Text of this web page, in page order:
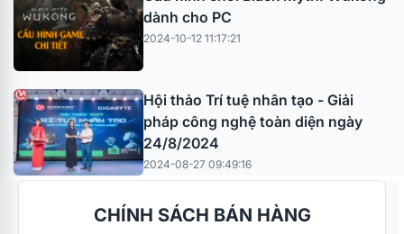
dành cho PC
2024-10-12 11:17:21
Hội thảo Trí tuệ nhân tạo - Giải
pháp công nghệ toàn diện ngày
24/8/2024
2024-08-27 09:49:16
CHÍNH SÁCH BÁN HÀNG